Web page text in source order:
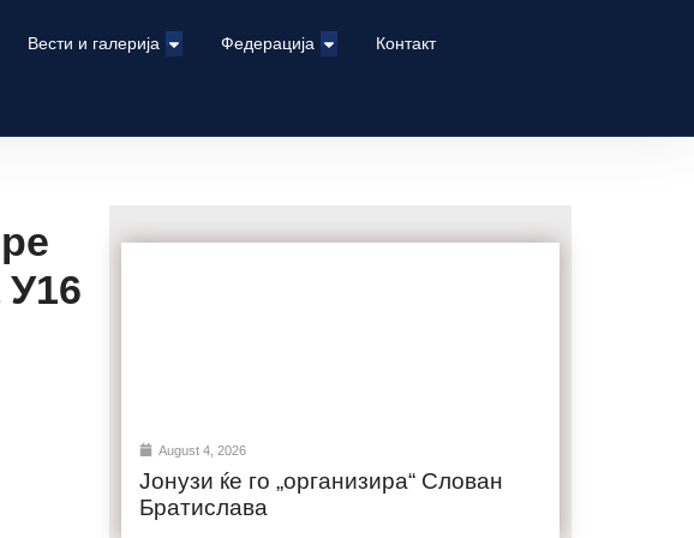
Вести и галерија Федерација Контакт
У16
August 4, 2026
Јонузи ќе го „организира“ Слован
Братислава